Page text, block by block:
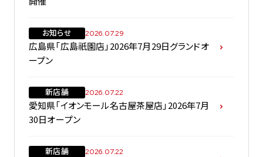
お知らせ 2026.07.29
広島県「広島祇園店」2026年7月29日グランドオ
ープン
新店舗 2026.07.22
愛知県「イオンモール名古屋茶屋店」2026年7月
30日オープン
新店舗 2026.07.22